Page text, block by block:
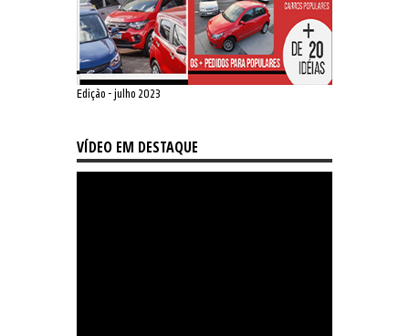
Edição - julho 2023
VÍDEO EM DESTAQUE